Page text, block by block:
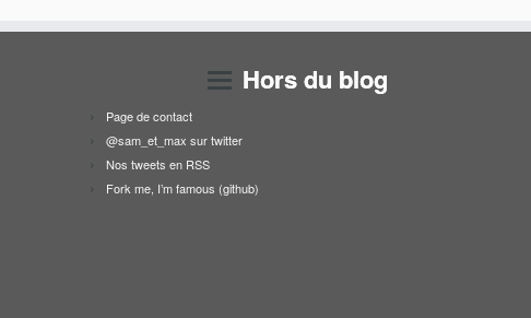
Hors du blog
Page de contact
@sam_et_max sur twitter
Nos tweets en RSS
Fork me, I’m famous (github)